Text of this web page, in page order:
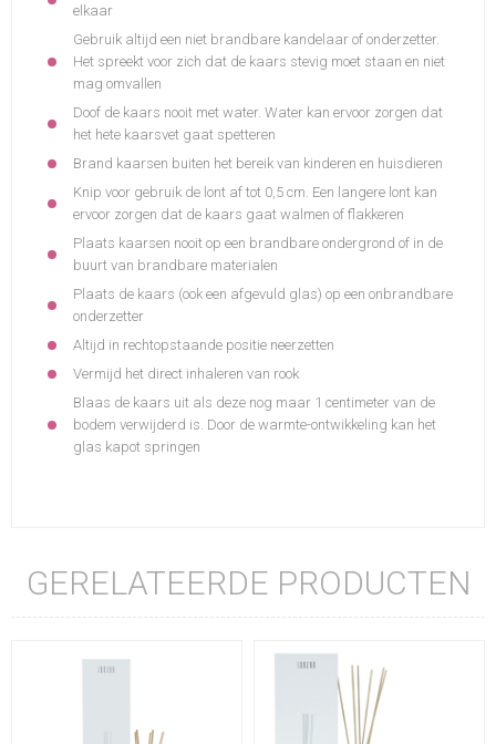
elkaar
Gebruik altijd een niet brandbare kandelaar of onderzetter.
Het spreekt voor zich dat de kaars stevig moet staan en niet
mag omvallen
Doof de kaars nooit met water. Water kan ervoor zorgen dat
het hete kaarsvet gaat spetteren
Brand kaarsen buiten het bereik van kinderen en huisdieren
Knip voor gebruik de lont af tot 0,5 cm. Een langere lont kan
ervoor zorgen dat de kaars gaat walmen of flakkeren
Plaats kaarsen nooit op een brandbare ondergrond of in de
buurt van brandbare materialen
Plaats de kaars (ook een afgevuld glas) op een onbrandbare
onderzetter
Altijd in rechtopstaande positie neerzetten
Vermijd het direct inhaleren van rook
Blaas de kaars uit als deze nog maar 1 centimeter van de
bodem verwijderd is. Door de warmte-ontwikkeling kan het
glas kapot springen
GERELATEERDE PRODUCTEN